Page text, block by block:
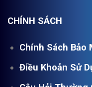
CHÍNH SÁCH
Chính Sách Bảo
Điều Khoản Sử